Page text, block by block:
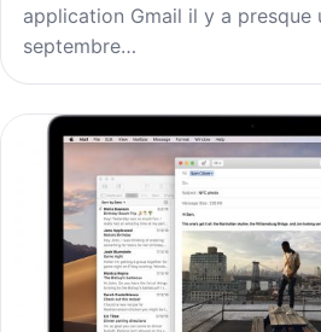
application Gmail il y a presque
septembre…